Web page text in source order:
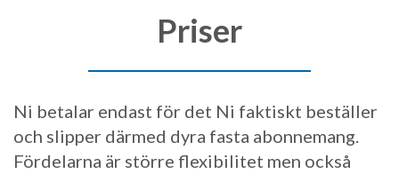
Priser
Ni betalar endast för det Ni faktiskt beställer
och slipper därmed dyra fasta abonnemang.
Fördelarna är större flexibilitet men också